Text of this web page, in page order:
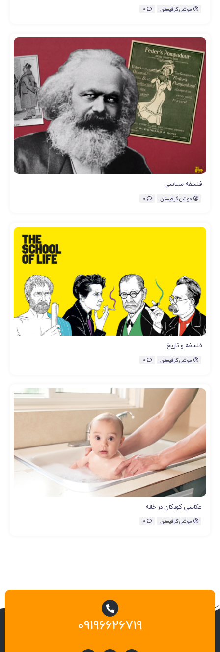
موشن گرافیستان 0
فلسفه سیاسی
موشن گرافیستان 0
فلسفه و تاریخ
موشن گرافیستان 0
عکاسی کودکان در خانه
موشن گرافیستان 0
09196626719